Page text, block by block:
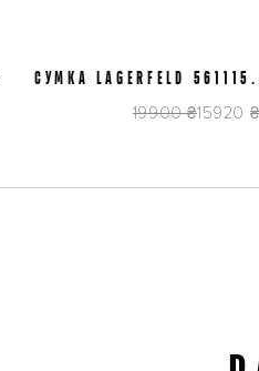
СУМКА LAGERFELD
19900 ₴15920 ₴